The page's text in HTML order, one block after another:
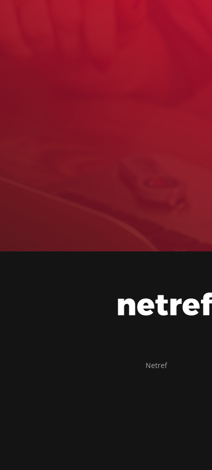
Netref